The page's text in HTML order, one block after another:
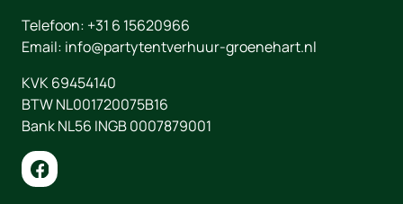
Telefoon: +31 6 15620966
Email: info@partytentverhuur-groenehart.nl
KVK 69454140
BTW NL001720075B16
Bank NL56 INGB 0007879001